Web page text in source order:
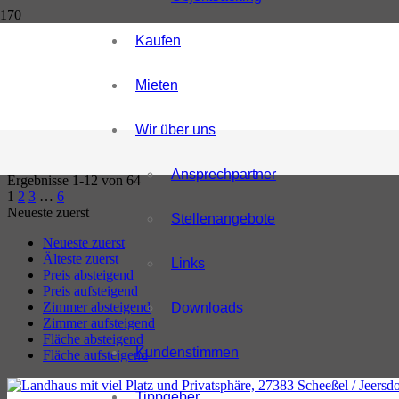
Kaufen
Mieten
Wir über uns
Ansprechpartner
Stellenangebote
Links
Downloads
Kundenstimmen
64 TREFFER ANZEIGEN
Ergebnisse 1-12 von 64
1 2 3 … 6
Neueste zuerst
Neueste zuerst
Älteste zuerst
Preis absteigend
Preis aufsteigend
Zimmer absteigend
Zimmer aufsteigend
Fläche absteigend
Fläche aufsteigend